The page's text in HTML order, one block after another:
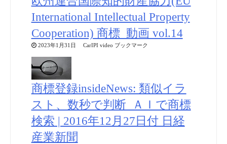
International Intellectual Property
Cooperation) 商標_動画 vol.14
2023年1月31日 CarIPI video ブックマーク
商標登録insideNews: 類似イラ
スト、数秒で判断 ＡＩで商標
検索 | 2016年12月27日付 日経
産業新聞